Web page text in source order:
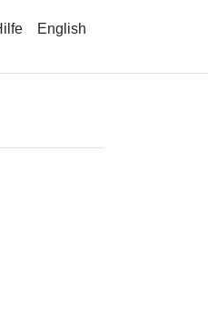
English